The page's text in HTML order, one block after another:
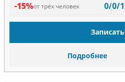
-15%от трёх человек 0/0/
Подробнее